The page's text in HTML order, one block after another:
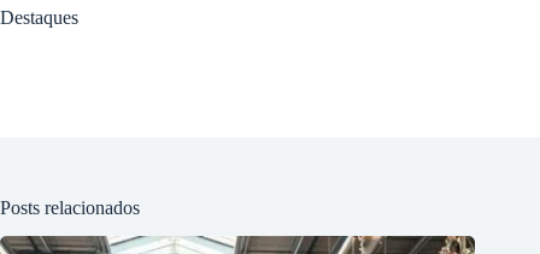
Destaques
Posts relacionados